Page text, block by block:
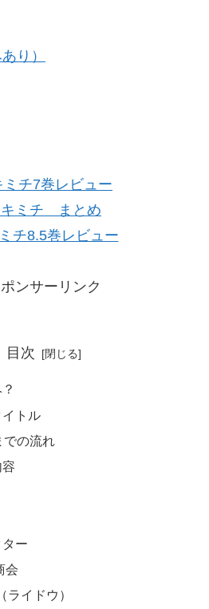
り）
ミチ7巻レビュー
キミチ まとめ
チ8.5巻レビュー
ンサーリンク
目次
トル
での流れ
ー
会
ライドウ）